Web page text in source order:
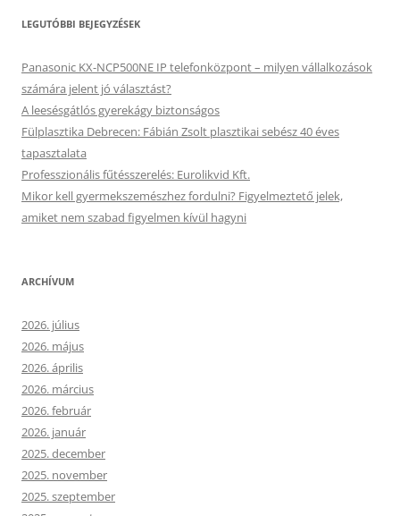
LEGUTÓBBI BEJEGYZÉSEK
Panasonic KX-NCP500NE IP telefonközpont – milyen vállalkozások
számára jelent jó választást?
A leesésgátlós gyerekágy biztonságos
Fülplasztika Debrecen: Fábián Zsolt plasztikai sebész 40 éves
tapasztalata
Professzionális fűtésszerelés: Eurolikvid Kft.
Mikor kell gyermekszemészhez fordulni? Figyelmeztető jelek,
amiket nem szabad figyelmen kívül hagyni
ARCHÍVUM
2026. július
2026. május
2026. április
2026. március
2026. február
2026. január
2025. december
2025. november
2025. szeptember